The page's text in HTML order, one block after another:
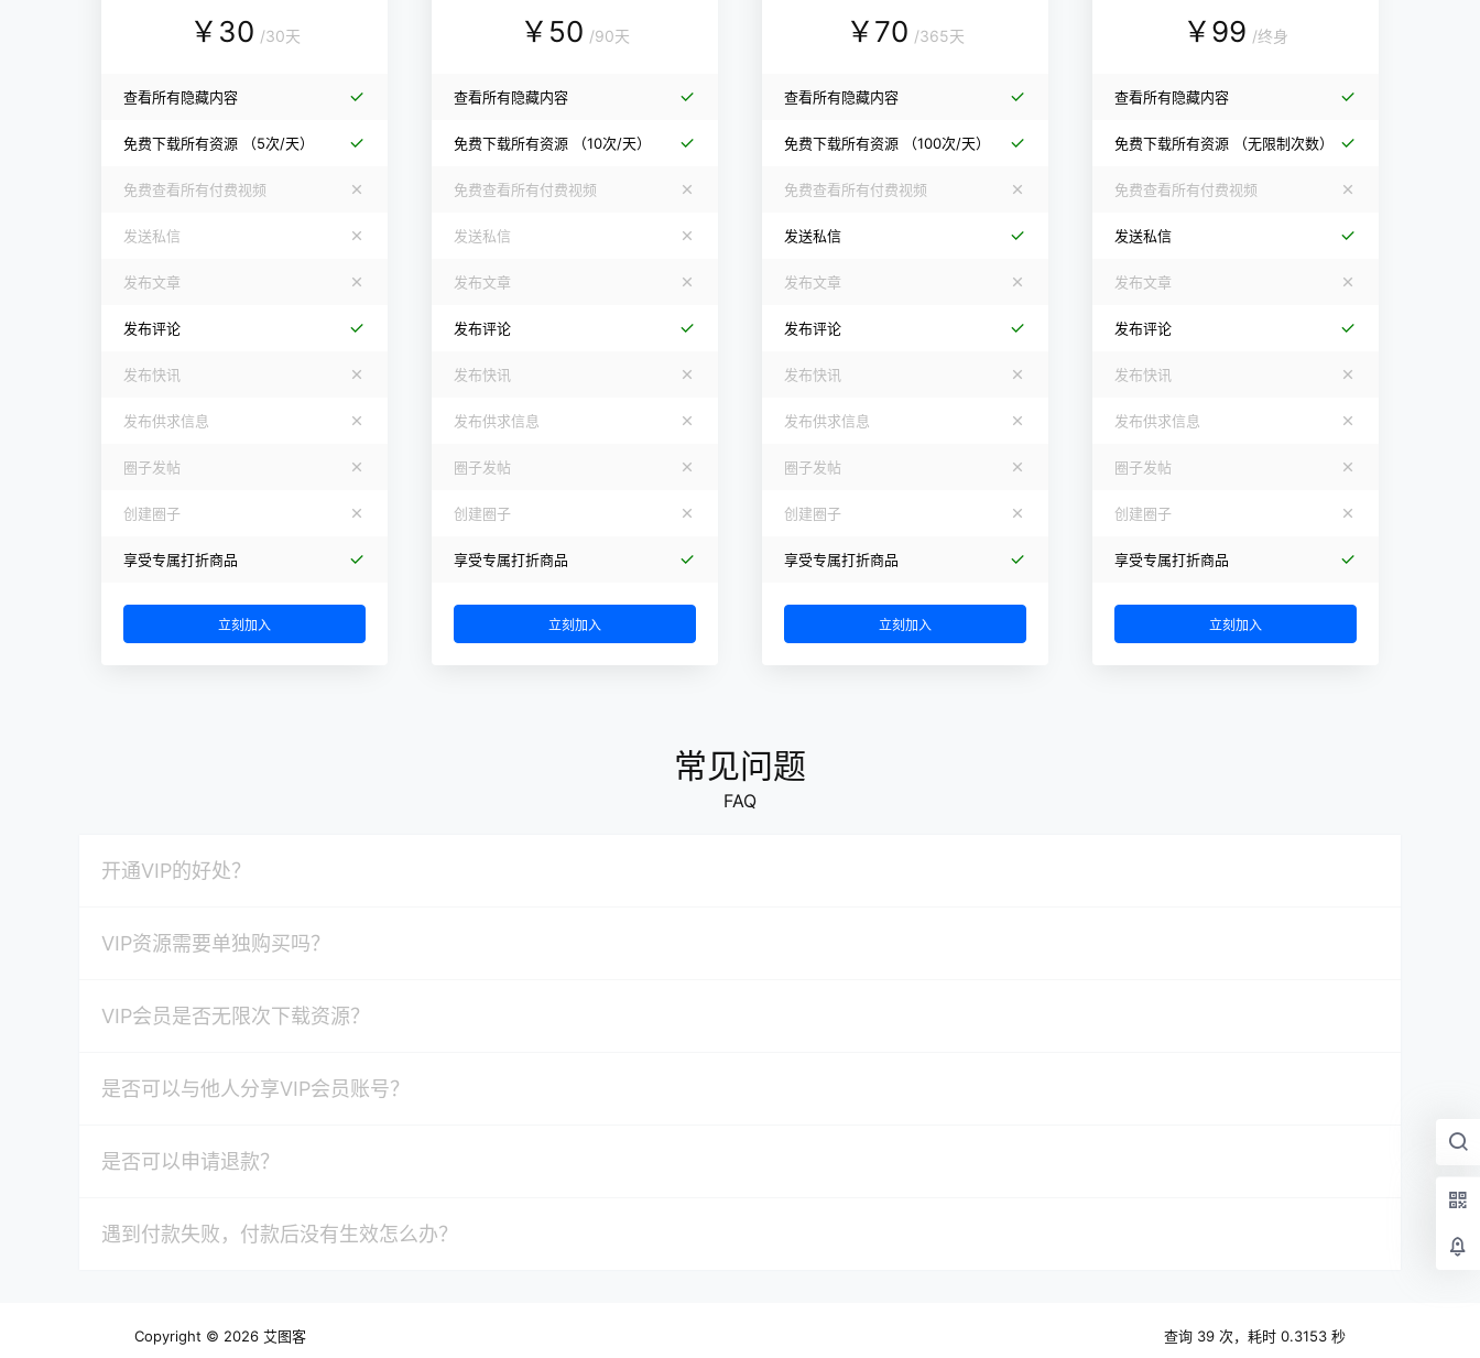
￥ 30 /30天
查看所有隐藏内容
免费下载所有资源 （5次/天）
免费查看所有付费视频
发送私信
发布文章
发布评论
发布快讯
发布供求信息
圈子发帖
创建圈子
享受专属打折商品
立刻加入
￥ 50 /90天
查看所有隐藏内容
免费下载所有资源 （10次/天）
免费查看所有付费视频
发送私信
发布文章
发布评论
发布快讯
发布供求信息
圈子发帖
创建圈子
享受专属打折商品
立刻加入
￥70 /365天
查看所有隐藏内容
免费下载所有资源 （100次/天）
免费查看所有付费视频
发送私信
发布文章
发布评论
发布快讯
发布供求信息
圈子发帖
创建圈子
享受专属打折商品
立刻加入
￥99 /终身
查看所有隐藏内容
免费下载所有资源 （无限制次数）
免费查看所有付费视频
发送私信
发布文章
发布评论
发布快讯
发布供求信息
圈子发帖
创建圈子
享受专属打折商品
立刻加入
常见问题
FAQ
开通VIP的好处？
VIP资源需要单独购买吗？
VIP会员是否无限次下载资源？
是否可以与他人分享VIP会员账号？
是否可以申请退款？
遇到付款失败，付款后没有生效怎么办？
Copyright © 2026 艾图客 查询 39 次，耗时 0.3153 秒